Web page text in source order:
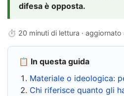
difesa è opposta.
⏱ 20 minuti di lettura · aggiornato
📋 In questa guida
Materiale o ideologica:
Chi riferisce quanto gli